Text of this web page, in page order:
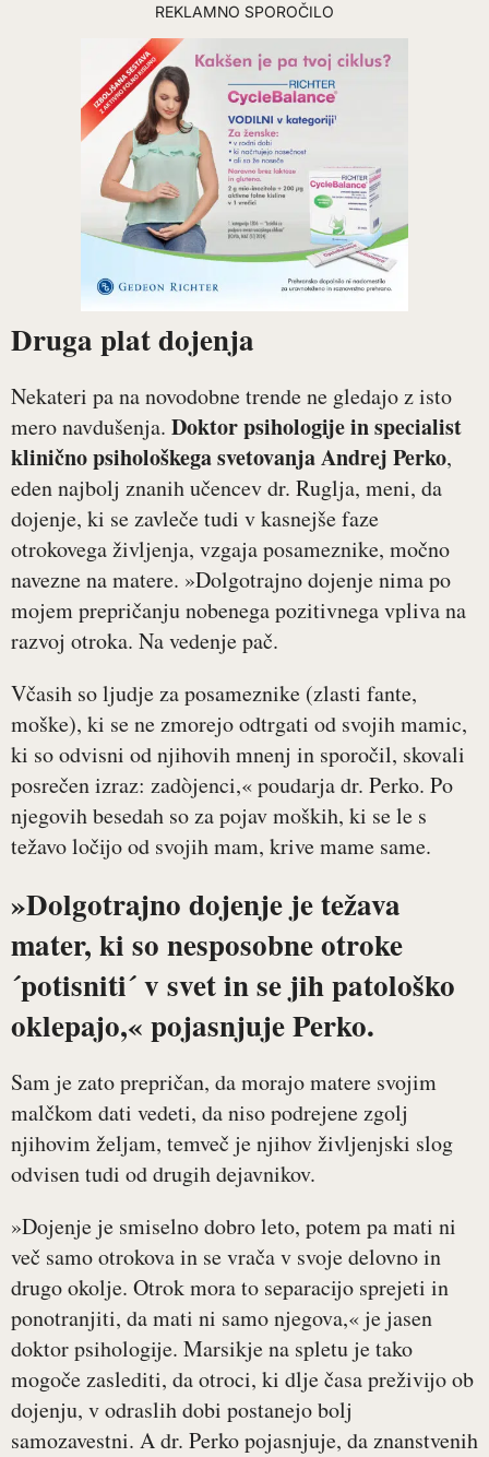
REKLAMNO SPOROČILO
Druga plat dojenja
Nekateri pa na novodobne trende ne gledajo z isto
mero navdušenja. Doktor psihologije in specialist
klinično psihološkega svetovanja Andrej Perko,
eden najbolj znanih učencev dr. Ruglja, meni, da
dojenje, ki se zavleče tudi v kasnejše faze
otrokovega življenja, vzgaja posameznike, močno
navezne na matere. »Dolgotrajno dojenje nima po
mojem prepričanju nobenega pozitivnega vpliva na
razvoj otroka. Na vedenje pač.
Včasih so ljudje za posameznike (zlasti fante,
moške), ki se ne zmorejo odtrgati od svojih mamic,
ki so odvisni od njihovih mnenj in sporočil, skovali
posrečen izraz: zadòjenci,« poudarja dr. Perko. Po
njegovih besedah so za pojav moških, ki se le s
težavo ločijo od svojih mam, krive mame same.
»Dolgotrajno dojenje je težava
mater, ki so nesposobne otroke
´potisniti´ v svet in se jih patološko
oklepajo,« pojasnjuje Perko.
Sam je zato prepričan, da morajo matere svojim
malčkom dati vedeti, da niso podrejene zgolj
njihovim željam, temveč je njihov življenjski slog
odvisen tudi od drugih dejavnikov.
»Dojenje je smiselno dobro leto, potem pa mati ni
več samo otrokova in se vrača v svoje delovno in
drugo okolje. Otrok mora to separacijo sprejeti in
ponotranjiti, da mati ni samo njegova,« je jasen
doktor psihologije. Marsikje na spletu je tako
mogoče zaslediti, da otroci, ki dlje časa preživijo ob
dojenju, v odraslih dobi postanejo bolj
samozavestni. A dr. Perko pojasnjuje, da znanstvenih